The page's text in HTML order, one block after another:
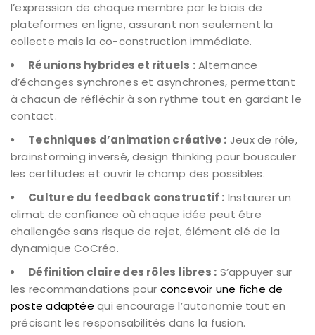
l’expression de chaque membre par le biais de
plateformes en ligne, assurant non seulement la
collecte mais la co-construction immédiate.
Réunions hybrides et rituels :Alternance
d’échanges synchrones et asynchrones, permettant
à chacun de réfléchir à son rythme tout en gardant le
contact.
Techniques d’animation créative : Jeux de rôle,
brainstorming inversé, design thinking pour bousculer
les certitudes et ouvrir le champ des possibles.
Culture du feedback constructif : Instaurer un
climat de confiance où chaque idée peut être
challengée sans risque de rejet, élément clé de la
dynamique CoCréo.
Définition claire des rôles libres : S’appuyer sur
les recommandations pour concevoir une fiche de
poste adaptée qui encourage l’autonomie tout en
précisant les responsabilités dans la fusion.